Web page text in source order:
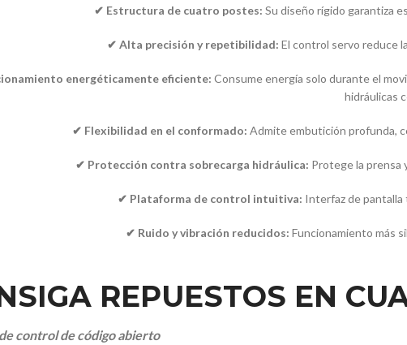
✔ Estructura de cuatro postes: Su diseño rígido garantiza
✔ Alta precisión y repetibilidad: El control servo reduce
energéticamente eficiente: Consume energía solo durante el
hidráulicas
✔ Flexibilidad en el conformado: Admite embutición profunda,
✔ Protección contra sobrecarga hidráulica: Protege la prensa
✔ Plataforma de control intuitiva: Interfaz de pantalla
✔ Ruido y vibración reducidos: Funcionamiento más
REPUESTOS EN
control de código abierto